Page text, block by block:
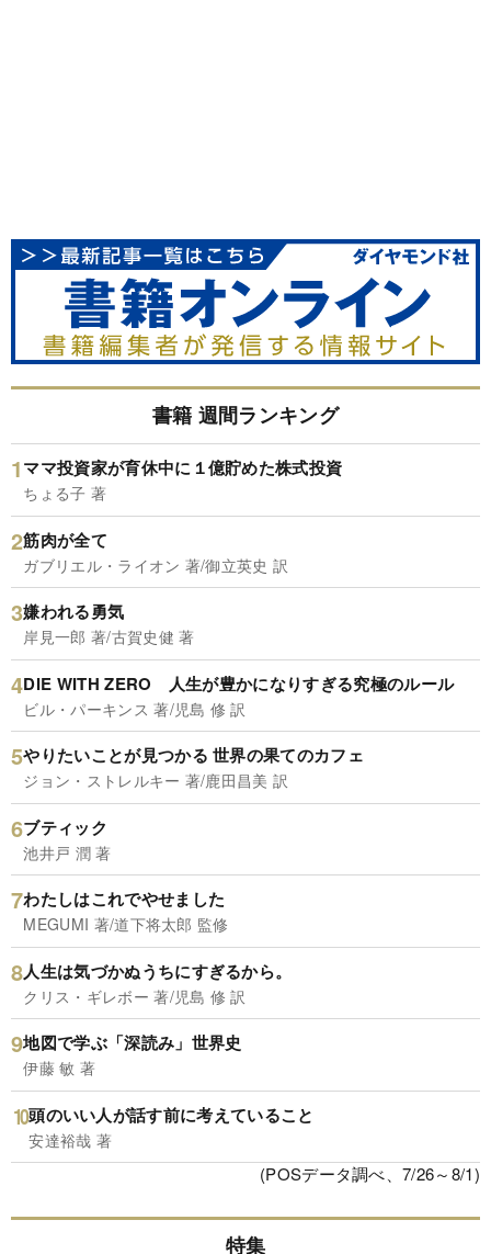
書籍 週間ランキング
ママ投資家が育休中に１億貯めた株式投資
ちょる子 著
筋肉が全て
ガブリエル・ライオン 著/御立英史 訳
嫌われる勇気
岸見一郎 著/古賀史健 著
DIE WITH ZERO 人生が豊かになりすぎる究極のルール
ビル・パーキンス 著/児島 修 訳
やりたいことが見つかる 世界の果てのカフェ
ジョン・ストレルキー 著/鹿田昌美 訳
ブティック
池井戸 潤 著
わたしはこれでやせました
MEGUMI 著/道下将太郎 監修
人生は気づかぬうちにすぎるから。
クリス・ギレボー 著/児島 修 訳
地図で学ぶ「深読み」世界史
伊藤 敏 著
頭のいい人が話す前に考えていること
安達裕哉 著
(POSデータ調べ、7/26～8/1)
特集